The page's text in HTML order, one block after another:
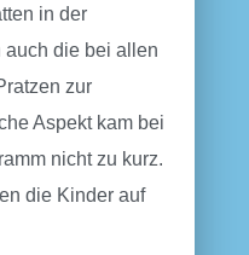
in der
auch die bei allen
zur
Aspekt kam bei
nicht zu kurz.
die Kinder auf